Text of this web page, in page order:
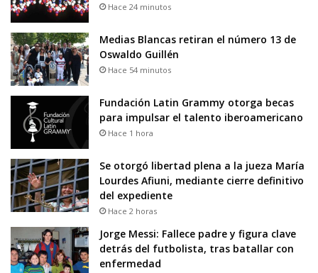
Hace 24 minutos
Medias Blancas retiran el número 13 de
Oswaldo Guillén
Hace 54 minutos
Fundación Latin Grammy otorga becas
para impulsar el talento iberoamericano
Hace 1 hora
Se otorgó libertad plena a la jueza María
Lourdes Afiuni, mediante cierre definitivo
del expediente
Hace 2 horas
Jorge Messi: Fallece padre y figura clave
detrás del futbolista, tras batallar con
enfermedad